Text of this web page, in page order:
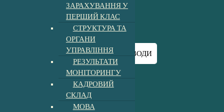
ДЕНЬ ВОДИ
-Новини- ДЕНЬ ВОДИ
ЗАРАХУВАННЯ У
ПЕРШИЙ КЛАС
СТРУКТУРА ТА
ОРГАНИ
УПРАВЛІННЯ
РЕЗУЛЬТАТИ
МОНІТОРИНГУ
КАДРОВИЙ
СКЛАД
МОВА